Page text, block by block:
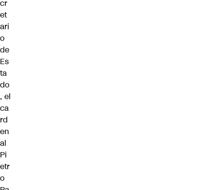
cr
et
ari
o
de
Es
ta
do
, el
ca
rd
en
al
Pi
etr
o